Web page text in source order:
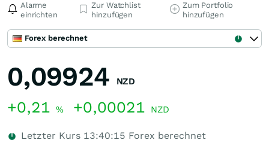
Alarme
einrichten
Zur Watchlist
hinzufügen
Zum Portfolio
hinzufügen
Forex berechnet
0,09924 NZD
+0,21 % +0,00021 NZD
Letzter Kurs 13:40:15 Forex berechnet